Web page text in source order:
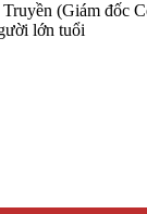
(Giám đốc
lớn tuổi